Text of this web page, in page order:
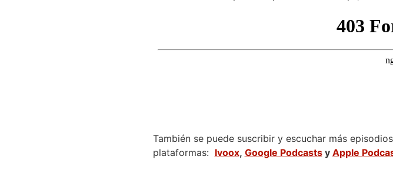
También se puede suscribir y escuchar más
plataformas: Ivoox, Google Podcastsy Apple